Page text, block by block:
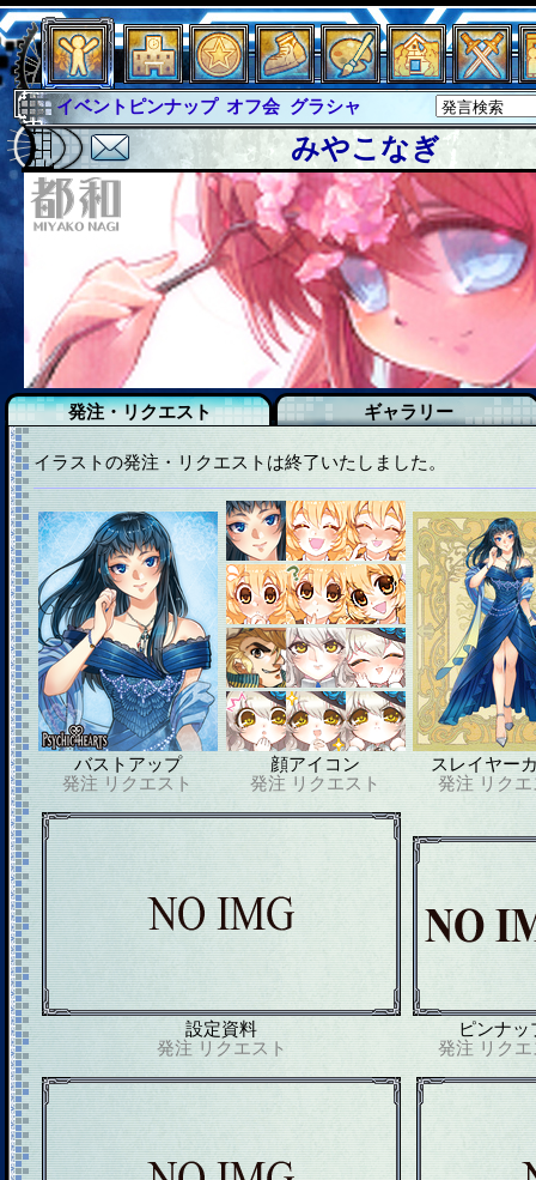
オフ会 グラシャ グラシャ・ラボラス
グローバルジャスティス
サイキックハーツ
サイキックハーツ大戦 シュラウド ソロモン
ファイナル
アブソーバー イベピン
イベントピンナップ
みやこなぎ
発注・リクエスト ギャラリー
イラストの発注・リクエストは終了いたしました。
バストアップ
発注 リクエスト
顔アイコン
発注 リクエスト
スレイヤー
発注 リク
設定資料
発注 リクエスト
ピンナッ
発注 リク